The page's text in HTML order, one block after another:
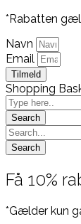
*Rabatten
Navn
Email
Tilmeld
Shopping
Få 10%
*Gælder kun